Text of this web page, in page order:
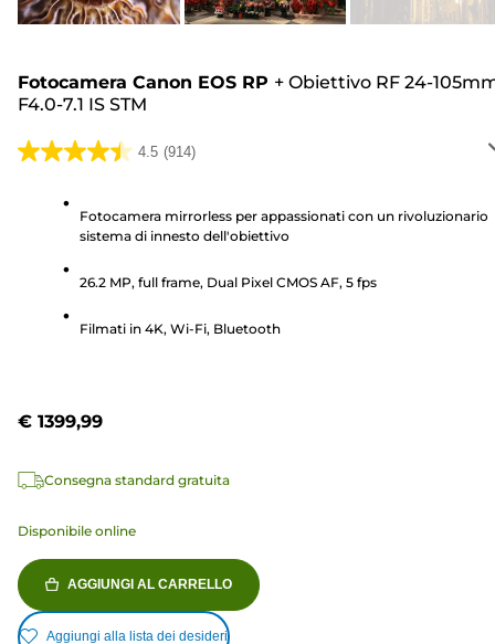
Fotocamera Canon EOS RP + Obiettivo RF 24-
F4.0-7.1 IS STM
4.5 (914)
4.5
Fotocamera mirrorless per appassionati con un rivoluzionario
sistema di innesto dell'obiettivo
26.2 MP, full frame, Dual Pixel CMOS AF, 5 fps
Filmati in 4K, Wi-Fi, Bluetooth
€ 1399,99
Consegna standard gratuita
Disponibile online
AGGIUNGI AL CARRELLO
Aggiungi alla lista dei desideri